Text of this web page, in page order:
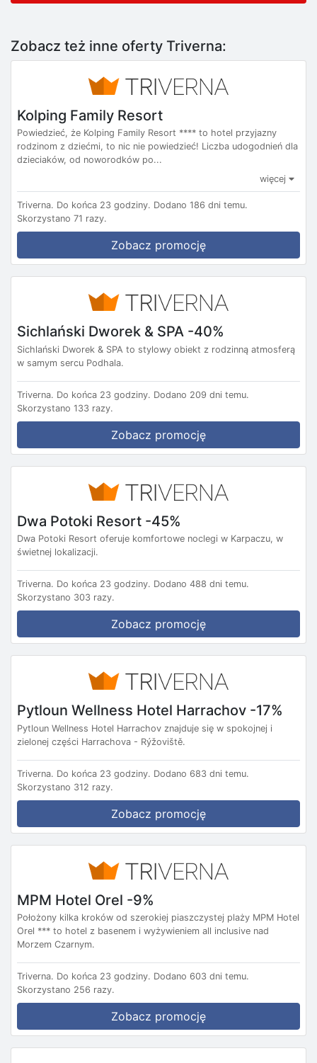
Zobacz też inne oferty Triverna:
Kolping Family Resort
Powiedzieć, że Kolping Family Resort **** to hotel przyjazny
rodzinom z dziećmi, to nic nie powiedzieć! Liczba udogodnień dla
dzieciaków, od noworodków po...
więcej
Triverna. Do końca 23 godziny. Dodano 186 dni temu.
Skorzystano 71 razy.
Zobacz promocję
Sichlański Dworek & SPA -40%
Sichlański Dworek & SPA to stylowy obiekt z rodzinną atmosferą
w samym sercu Podhala.
Triverna. Do końca 23 godziny. Dodano 209 dni temu.
Skorzystano 133 razy.
Zobacz promocję
Dwa Potoki Resort -45%
Dwa Potoki Resort oferuje komfortowe noclegi w Karpaczu, w
świetnej lokalizacji.
Triverna. Do końca 23 godziny. Dodano 488 dni temu.
Skorzystano 303 razy.
Zobacz promocję
Pytloun Wellness Hotel Harrachov -17%
Pytloun Wellness Hotel Harrachov znajduje się w spokojnej i
zielonej części Harrachova - Rýžoviště.
Triverna. Do końca 23 godziny. Dodano 683 dni temu.
Skorzystano 312 razy.
Zobacz promocję
MPM Hotel Orel -9%
Położony kilka kroków od szerokiej piaszczystej plaży MPM Hotel
Orel *** to hotel z basenem i wyżywieniem all inclusive nad
Morzem Czarnym.
Triverna. Do końca 23 godziny. Dodano 603 dni temu.
Skorzystano 256 razy.
Zobacz promocję